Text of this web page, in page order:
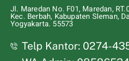
Jl. Maredan No. F01, Maredan,
Kec. Berbah, Kabupaten Sleman,
Yogyakarta. 55573
Telp Kantor: 0274-